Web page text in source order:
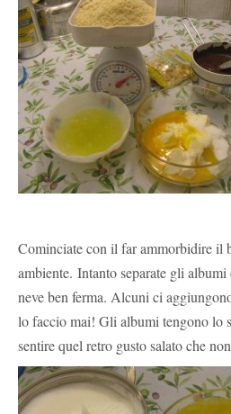
Cominciate con il far ammorbidire il
ambiente. Intanto separate gli
neve ben ferma. Alcuni ci
lo faccio mai! Gli albumi tengono lo
sentire quel retro gusto salato che